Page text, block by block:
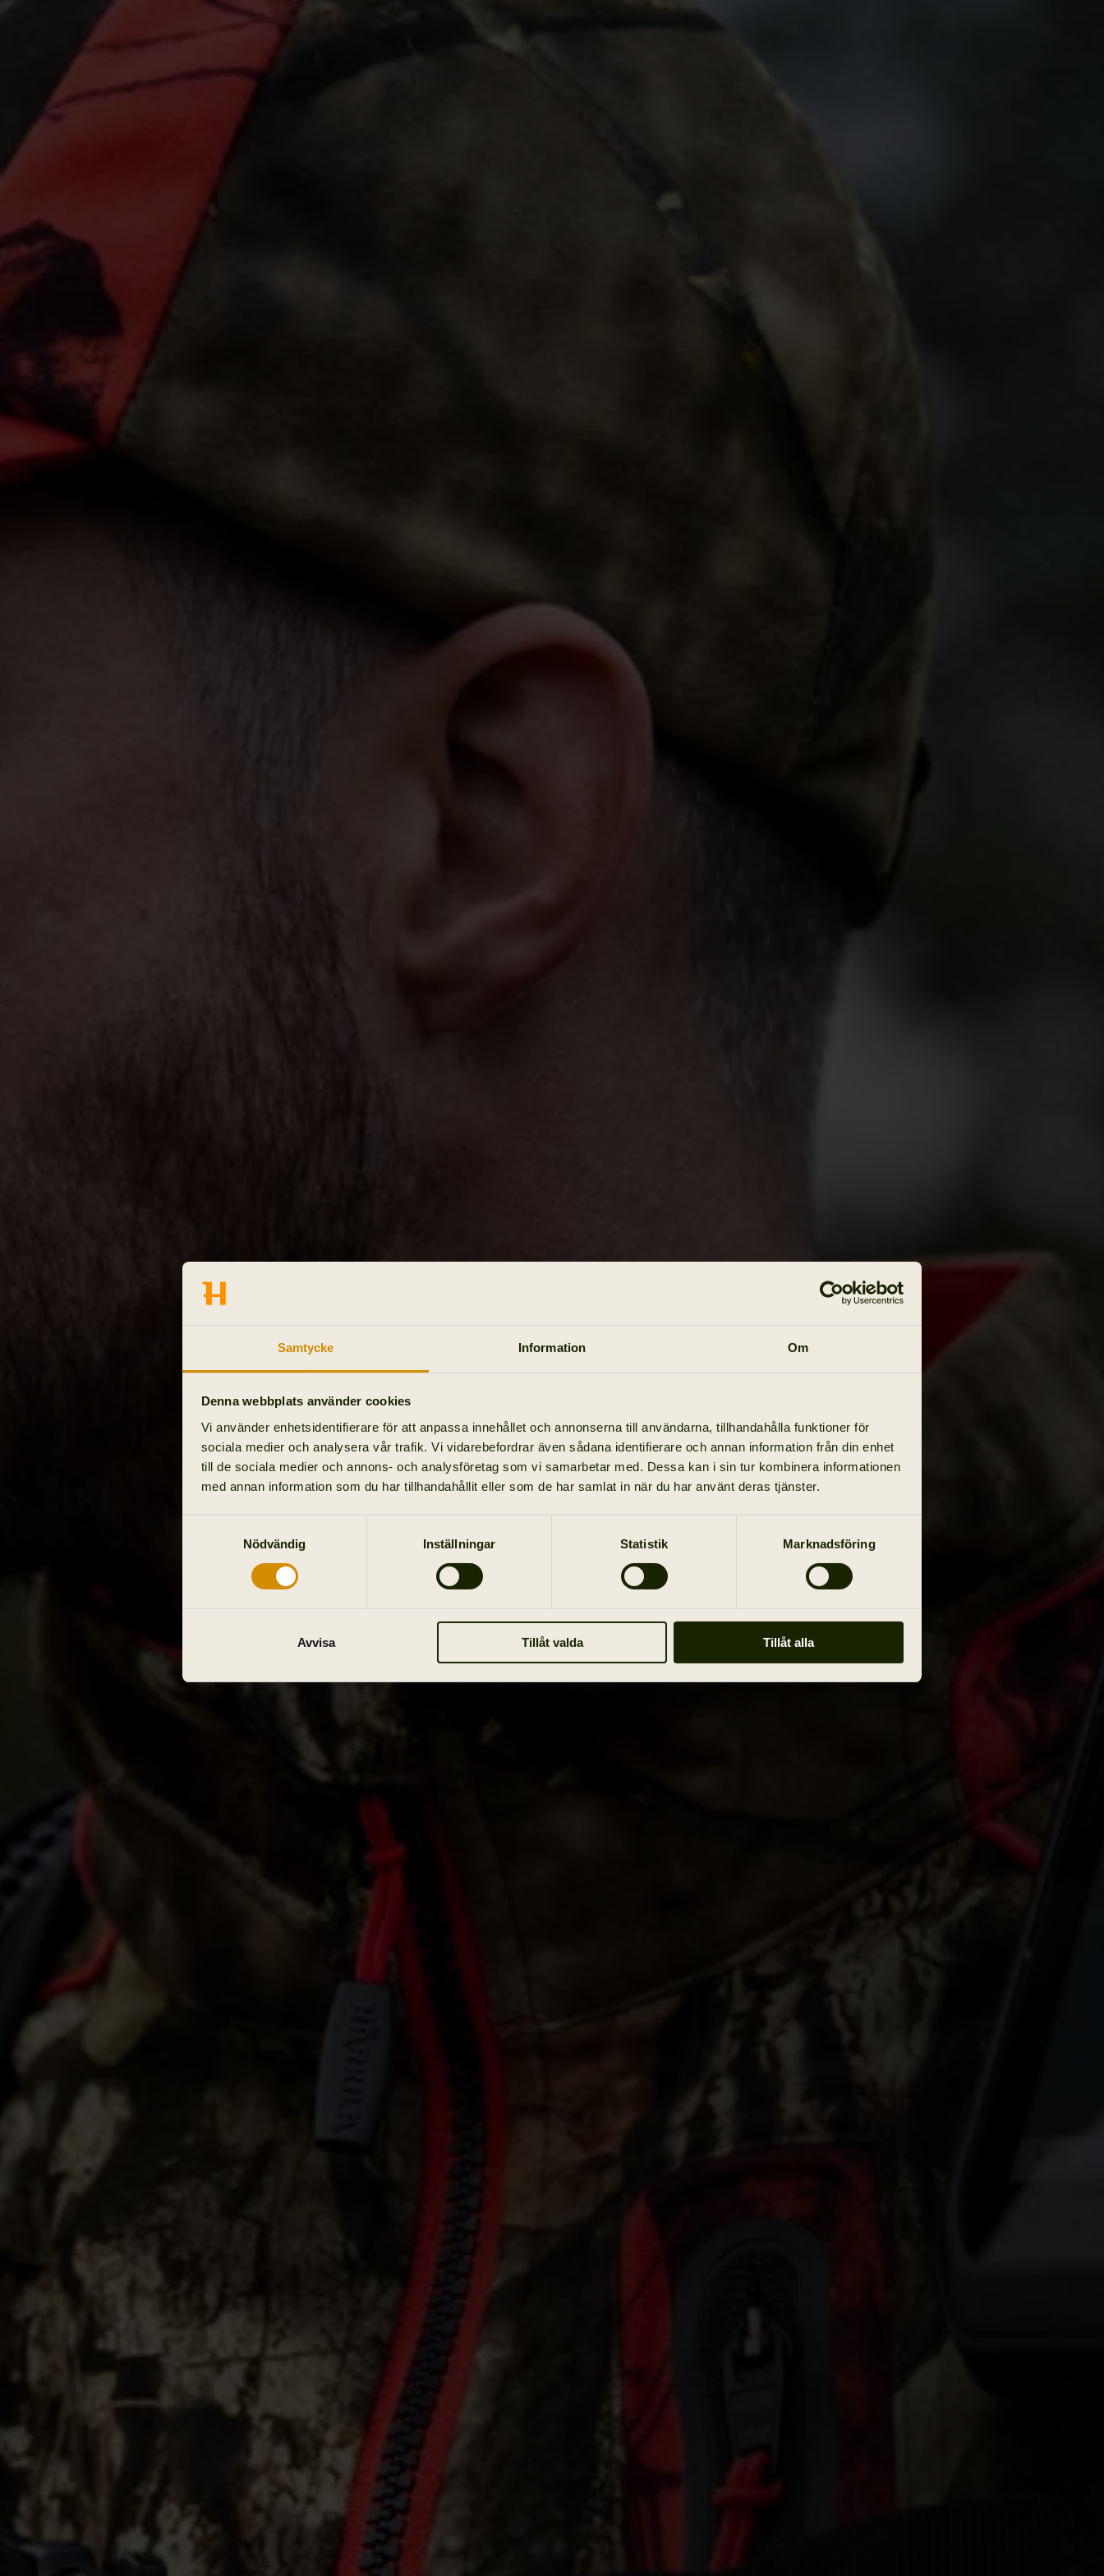
Samtycke Information Om
Denna webbplats använder cookies
Vi använder enhetsidentifierare för att anpassa innehållet och annonserna till användarna, tillhandahålla funktioner för
sociala medier och analysera vår trafik. Vi vidarebefordrar även sådana identifierare och annan information från din enhet
till de sociala medier och annons- och analysföretag som vi samarbetar med. Dessa kan i sin tur kombinera informationen
med annan information som du har tillhandahållit eller som de har samlat in när du har använt deras tjänster.
Nödvändig
Inställningar Statistik Marknadsföring
Avvisa Tillåt valda Tillåt alla